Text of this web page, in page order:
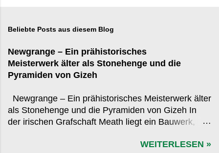
Beliebte Posts aus diesem Blog
Newgrange – Ein prähistorisches
Meisterwerk älter als Stonehenge und die
Pyramiden von Gizeh
Newgrange – Ein prähistorisches Meisterwerk älter
als Stonehenge und die Pyramiden von Gizeh In
der irischen Grafschaft Meath liegt ein Bauwerk,
bekannteren Monumenten der Antike zurücksteht,
WEITERLESEN »